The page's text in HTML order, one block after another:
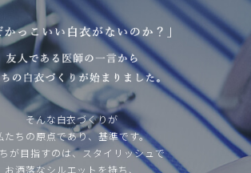
そんな白衣づくりが
たちの原点であり、基準です。
が目指すのは、スタイリッシュで
お洒落なシルエットを持ち、